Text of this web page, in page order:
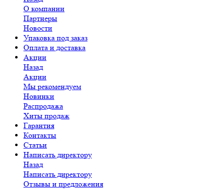
О компании
Партнеры
Новости
Упаковка под заказ
Оплата и доставка
Акции
Назад
Акции
Мы рекомендуем
Новинки
Распродажа
Хиты продаж
Гарантия
Контакты
Статьи
Написать директору
Назад
Написать директору
Отзывы и предложения